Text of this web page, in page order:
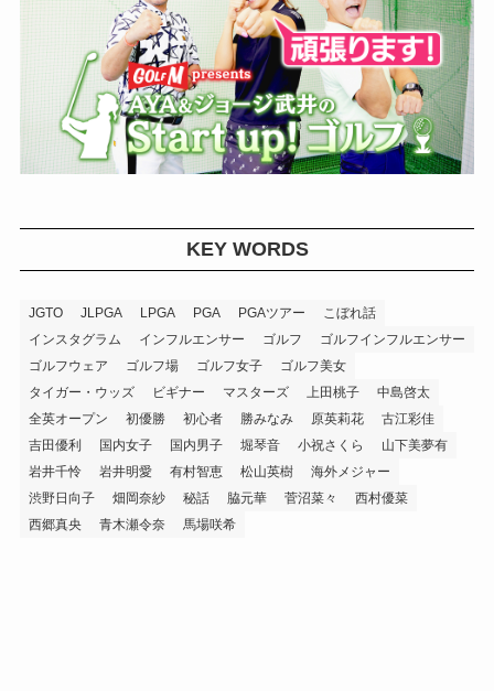
KEY WORDS
JGTO JLPGA LPGA PGA PGAツアー
こぼれ話
インスタグラム
インフルエンサー ゴルフ
ゴルフインフルエンサー
ゴルフウェア
ゴルフ場 ゴルフ女子
ゴルフ美女
タイガー・ウッズ
ビギナー マスターズ 上田桃子
中島啓太
全英オープン
初優勝 初心者 勝みなみ 原英莉花
古江彩佳
吉田優利
国内女子 国内男子 堀琴音 小祝さくら
山下美夢有
岩井千怜
岩井明愛 有村智恵 松山英樹
海外メジャー
渋野日向子
畑岡奈紗 秘話 脇元華 菅沼菜々
西村優菜
西郷真央
青木瀬令奈 馬場咲希